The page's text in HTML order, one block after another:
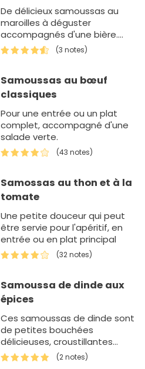
De délicieux samoussas au
maroilles à déguster
accompagnés d'une bière.
Une recette proposée dans le
cadre de l'opération avec le
2014. Le…
(3 notes)
Samoussas au bœuf
classiques
Pour une entrée ou un plat
complet, accompagné d'une
salade verte.
(43 notes)
Samossas au thon et à la
tomate
Une petite douceur qui peut
être servie pour l'apéritif, en
entrée ou en plat principal
(32 notes)
Samoussa de dinde aux
épices
Ces samoussas de dinde sont
de petites bouchées
délicieuses, croustillantes
à souhait.
(2 notes)